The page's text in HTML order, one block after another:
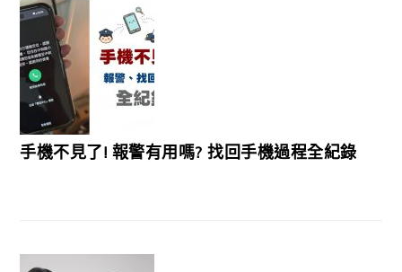
手機不見了! 報警有用嗎? 找回手機過程全紀錄